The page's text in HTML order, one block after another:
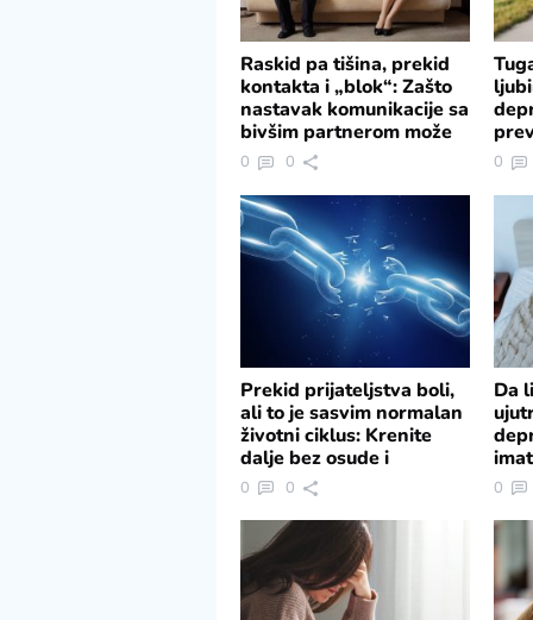
Raskid pa tišina, prekid
kontakta i „blok“: Zašto
nastavak komunikacije sa
bivšim partnerom može
da uzdrma mentalno
zdravlje
0 0 0
Prekid prijateljstva boli,
ali to je sasvim normalan
životni ciklus: Krenite
dalje bez osude i
sačuvajte dragocene
uspomene
0 0
Da
0